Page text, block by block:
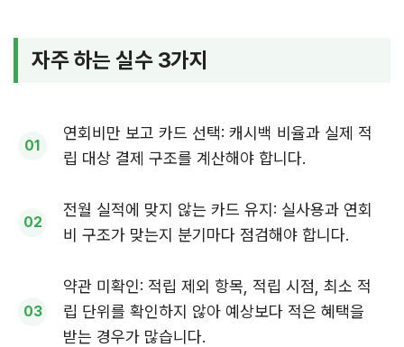
자주 하는 실수 3가지
연회비만 보고 카드 선택: 캐시백 비율과 실제 적
립 대상 결제 구조를 계산해야 합니다.
전월 실적에 맞지 않는 카드 유지: 실사용과 연회
비 구조가 맞는지 분기마다 점검해야 합니다.
약관 미확인: 적립 제외 항목, 적립 시점, 최소 적
립 단위를 확인하지 않아 예상보다 적은 혜택을
받는 경우가 많습니다.